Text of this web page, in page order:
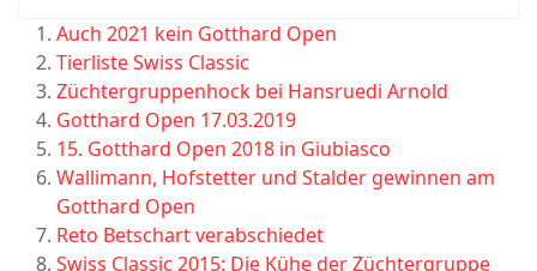
Auch 2021 kein Gotthard Open
Tierliste Swiss Classic
Züchtergruppenhock bei Hansruedi Arnold
Gotthard Open 17.03.2019
15. Gotthard Open 2018 in Giubiasco
Wallimann, Hofstetter und Stalder gewinnen am
Gotthard Open
Reto Betschart verabschiedet
Swiss Classic 2015: Die Kühe der Züchtergruppe